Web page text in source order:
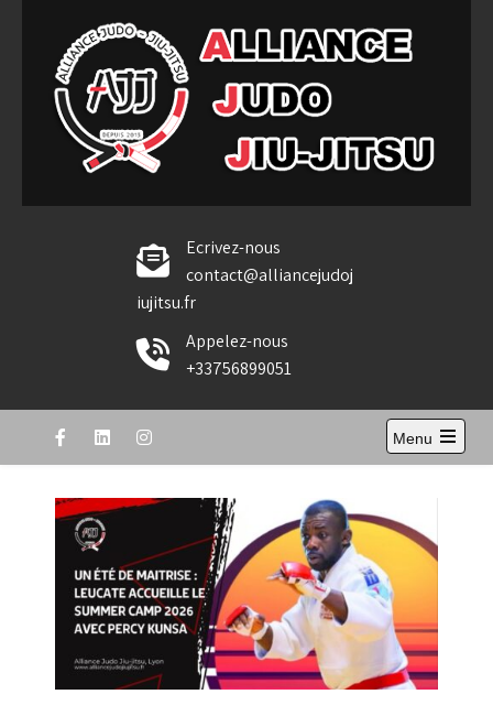
content
Alliance Judo Jiu-jitsu
Ecrivez-nous
contact@alliancejudoj
iujitsu.fr
Appelez-nous
+33756899051
Menu
Open